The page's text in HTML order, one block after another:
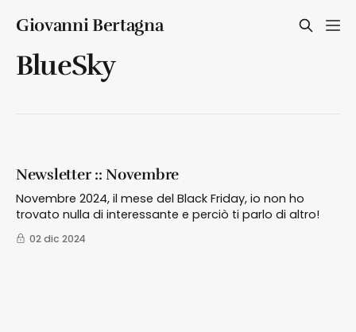
Giovanni Bertagna
BlueSky
Newsletter :: Novembre
Novembre 2024, il mese del Black Friday, io non ho
trovato nulla di interessante e perciò ti parlo di altro!
02 dic 2024